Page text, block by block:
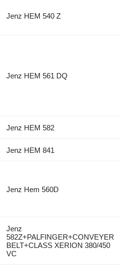
Jenz HEM 540 Z
Jenz HEM 561 DQ
Jenz HEM 582
Jenz HEM 841
Jenz Hem 560D
Jenz
582Z+PALFINGER+CONVEYER
BELT+CLASS XERION 380/450
VC